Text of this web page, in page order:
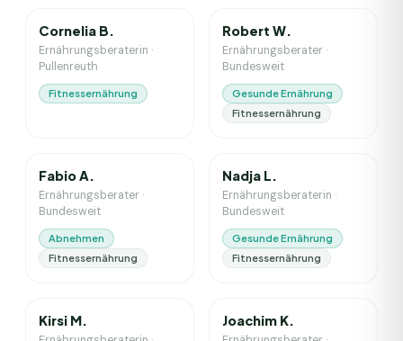
Cornelia B.
Ernährungsberaterin ·
Pullenreuth
Fitnessernährung
Robert W.
Ernährungsberater ·
Bundesweit
Gesunde Ernährung
Fitnessernährung
Fabio A.
Ernährungsberater ·
Bundesweit
Abnehmen
Fitnessernährung
Nadja L.
Ernährungsberaterin ·
Bundesweit
Gesunde Ernährung
Fitnessernährung
Kirsi M. Joachim K.